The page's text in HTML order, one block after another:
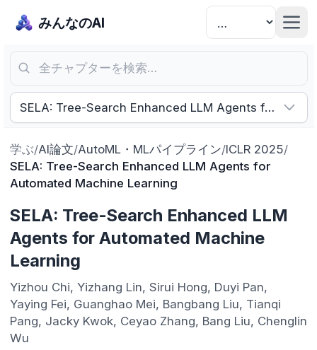
みんなのAI
全チャプターを検索…
SELA: Tree-Search Enhanced LLM Agents for
学ぶ/AI論文/AutoML・MLパイプライン/ICLR 2025/
SELA: Tree-Search Enhanced LLM Agents for
Automated Machine Learning
SELA: Tree-Search Enhanced LLM
Agents for Automated Machine
Learning
Yizhou Chi, Yizhang Lin, Sirui Hong, Duyi Pan,
Yaying Fei, Guanghao Mei, Bangbang Liu, Tianqi
Pang, Jacky Kwok, Ceyao Zhang, Bang Liu, Chenglin
Wu